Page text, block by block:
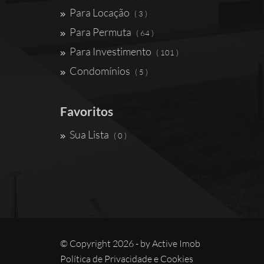
Para Locação ( 3 )
Para Permuta ( 64 )
Para Investimento ( 101 )
Condomínios ( 5 )
Favoritos
Sua Lista ( 0 )
© Copyright 2026 - byActive Imob
Política de Privacidade e Cookies